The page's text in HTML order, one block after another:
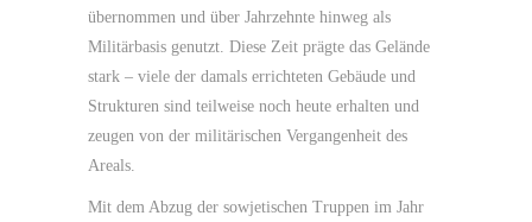
übernommen und über Jahrzehnte hinweg als
Militärbasis genutzt. Diese Zeit prägte das Gelände
stark – viele der damals errichteten Gebäude und
Strukturen sind teilweise noch heute erhalten und
zeugen von der militärischen Vergangenheit des
Areals.
Mit dem Abzug der sowjetischen Truppen im Jahr